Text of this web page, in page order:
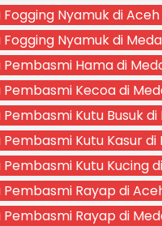
Fogging Nyamuk di Aceh
Fogging Nyamuk di
Pembasmi Hama di
Pembasmi Kecoa di
Pembasmi Kutu Busuk
Pembasmi Kutu Kasur di
Pembasmi Kutu Kucing
Pembasmi Rayap di
Pembasmi Rayap di